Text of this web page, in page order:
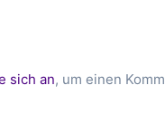
sich an, um einen